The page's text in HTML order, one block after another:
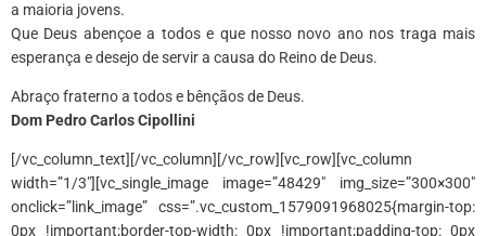
a maioria jovens.
Que Deus abençoe a todos e que nosso novo ano nos traga mais
esperança e desejo de servir a causa do Reino de Deus.
Abraço fraterno a todos e bênçãos de Deus.
Dom Pedro Carlos Cipollini
[/vc_column_text][/vc_column][/vc_row][vc_row][vc_column
width=”1/3″][vc_single_image image=”48429″ img_size=”300×300″
onclick=”link_image” css=”.vc_custom_1579091968025{margin-top:
0px !important;border-top-width: 0px !important;padding-top: 0px